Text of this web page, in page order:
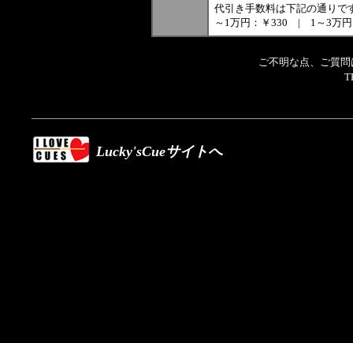
代引き手数料は下記の通りで
～1万円：￥330 | 1～3万
ご不明な点、ご質
Lucky'sCueサイトへ